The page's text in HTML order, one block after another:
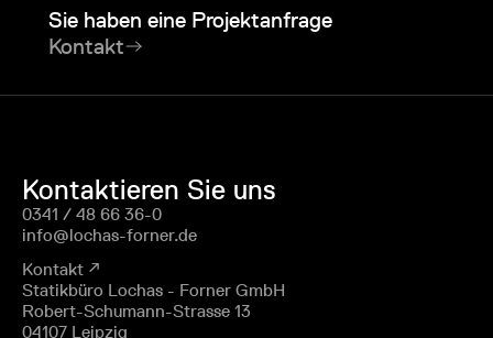
Sie haben eine Projektanfrage
Kontakt
Kontaktieren Sie uns
0341 / 48 66 36-0
info@lochas-forner.de
Kontakt ↗
Statikbüro Lochas - Forner GmbH
Robert-Schumann-Strasse 13
04107 Leipzig